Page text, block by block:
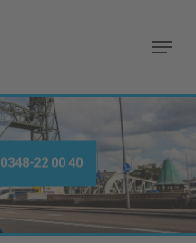
Menu
0348-22 00 40